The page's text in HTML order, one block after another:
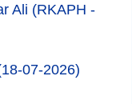
Ali (RKAPH -
07-2026)